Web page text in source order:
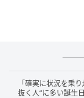
ち上がる姿勢
していくでしょ
「確実に状況を乗
抜く人”に多い誕生